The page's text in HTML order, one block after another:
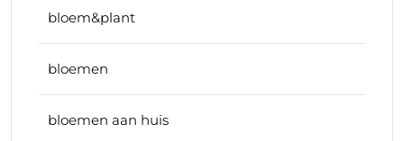
bloem&plant
bloemen
bloemen aan huis